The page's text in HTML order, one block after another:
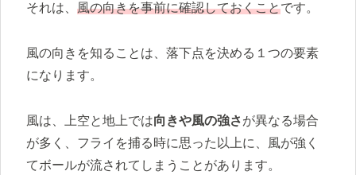
それは、 風の向きを事前に確認しておくことです。
風の向きを知ることは、落下点を決める１つの要素
になります。
風は、上空と地上では向きや風の強さが異なる場合
が多く、フライを捕る時に思った以上に、風が強く
てボールが流されてしまうことがあります。